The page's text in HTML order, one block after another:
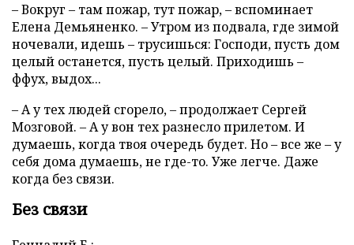
– Вокруг – там пожар, тут пожар, – вспоминает
Елена Демьяненко. – Утром из подвала, где зимой
ночевали, идешь – трусишься: Господи, пусть дом
целый останется, пусть целый. Приходишь –
ффух, выдох...
– А у тех людей сгорело, – продолжает Сергей
Мозговой. – А у вон тех разнесло прилетом. И
думаешь, когда твоя очередь будет. Но – все же – у
себя дома думаешь, не где-то. Уже легче. Даже
когда без связи.
Без связи